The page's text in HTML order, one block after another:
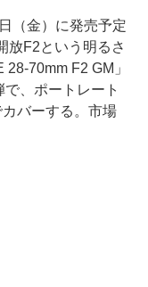
（金）に発売予定
放F2という明るさ
70mm F2 GM」
、ポートレート
バーする。市場